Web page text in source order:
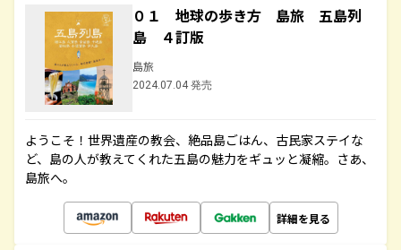
０１ 地球の歩き方 島旅 五島列
島 ４訂版
島旅
2024.07.04 発売
ようこそ！世界遺産の教会、絶品島ごはん、古民家ステイな
ど、島の人が教えてくれた五島の魅力をギュッと凝縮。さあ、
島旅へ。
詳細を見る